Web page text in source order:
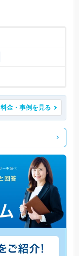
料金・事例を見る